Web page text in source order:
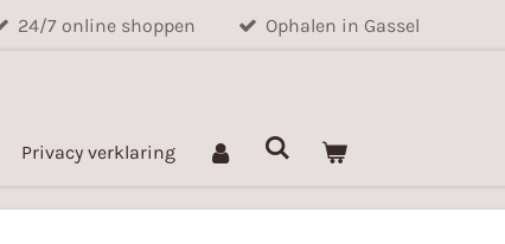
24/7 online shoppen Ophalen in Gassel
Privacy verklaring